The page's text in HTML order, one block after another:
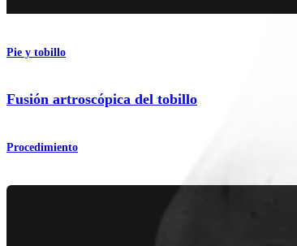
Pie y tobillo
Fusión artroscópica del tobillo
Procedimiento